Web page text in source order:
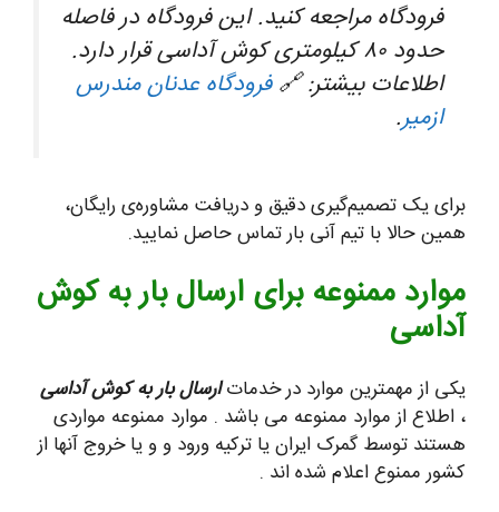
فرودگاه مراجعه کنید. این فرودگاه در فاصله
حدود ۸۰ کیلومتری کوش آداسی قرار دارد.
اطلاعات بیشتر: 🔗فرودگاه عدنان مندرس
ازمیر.
برای یک تصمیم‌گیری دقیق و دریافت مشاوره‌ی رایگان،
همین حالا با تیم آنی بار تماس حاصل نمایید.
موارد ممنوعه برای ارسال بار به کوش
آداسی
یکی از مهمترین موارد در خدماتارسال بار به کوش آداسی
، اطلاع از موارد ممنوعه می باشد . موارد ممنوعه مواردی
هستند توسط گمرک ایران یا ترکیه ورود و و یا خروج آنها از
کشور ممنوع اعلام شده اند .